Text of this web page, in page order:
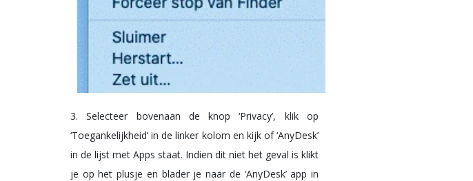
3. Selecteer bovenaan de knop ‘Privacy’, klik op
‘Toegankelijkheid’ in de linker kolom en kijk of ‘AnyDesk’
in de lijst met Apps staat. Indien dit niet het geval is klikt
je op het plusje en blader je naar de ‘AnyDesk’ app in